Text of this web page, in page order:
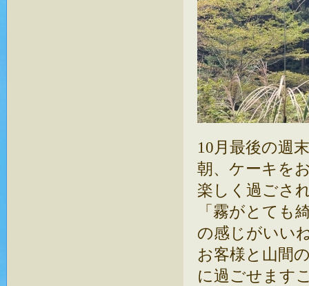
10月最後の週
朝、ケーキを
楽しく過ごさ
「霧がとても
の感じがいい
お客様と山間
に過ごせます